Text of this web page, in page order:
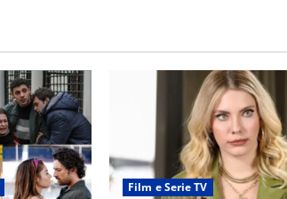
Film e Serie TV